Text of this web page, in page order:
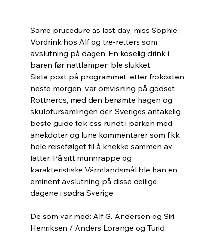
Same prucedure as last day, miss Sophie:
Vordrink hos Alf og tre-retters som
avslutning på dagen. En koselig drink i
baren før nattlampen ble slukket.
Siste post på programmet, etter frokosten
neste morgen, var omvisning på godset
Rottneros, med den berømte hagen og
skulptursamlingen der. Sveriges antakelig
beste guide tok oss rundt i parken med
anekdoter og lune kommentarer som fikk
hele reisefølget til å knekke sammen av
latter. På sitt munnrappe og
karakteristiske Värmlandsmål ble han en
eminent avslutning på disse deilige
dagene i sødra Sverige.
De som var med: Alf G. Andersen og Siri
Henriksen / Anders Lorange og Turid